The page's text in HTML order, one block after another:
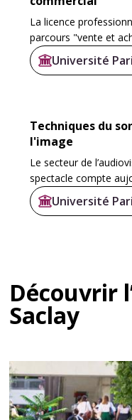
La licence
parcours "vente et
industriels".Université
Techniques du
l'image
Le secteur de
spectacle compte
entreprises en
personnes,
Université
Découvrir
Saclay